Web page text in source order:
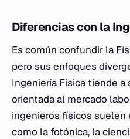
Diferencias con la
Es común confundir la
pero sus enfoques
Ingeniería Física tiende a
orientada al mercado
ingenieros físicos suelen
como la fotónica, la